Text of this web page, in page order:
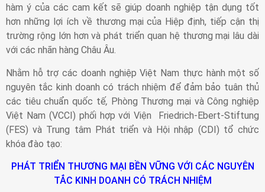
hàm ý của các cam kết sẽ giúp doanh nghiệp tận dụng tốt
hơn những lợi ích về thương mại của Hiệp định, tiếp cận thị
trường rộng lớn hơn và phát triển quan hệ thương mại lâu dài
với các nhãn hàng Châu Âu.
Nhằm hỗ trợ các doanh nghiệp Việt Nam thực hành một số
nguyên tắc kinh doanh có trách nhiệm để đảm bảo tuân thủ
các tiêu chuẩn quốc tế, Phòng Thương mại và Công nghiệp
Việt Nam (VCCI) phối hợp với Viện Friedrich-Ebert-Stiftung
(FES) và Trung tâm Phát triển và Hội nhập (CDI) tổ chức
khóa đào tạo:
PHÁT TRIỂN THƯƠNG MẠI BỀN VỮNG VỚI CÁC NGUYÊN
TẮC KINH DOANH CÓ TRÁCH NHIỆM